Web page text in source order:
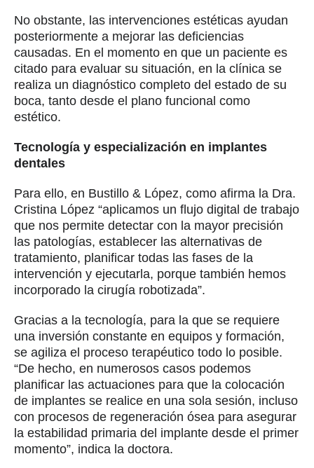
No obstante, las intervenciones estéticas ayudan
posteriormente a mejorar las deficiencias
causadas. En el momento en que un paciente es
citado para evaluar su situación, en la clínica se
realiza un diagnóstico completo del estado de su
boca, tanto desde el plano funcional como
estético.
Tecnología y especialización en implantes
dentales
Para ello, en Bustillo & López, como afirma la Dra.
Cristina López “aplicamos un flujo digital de trabajo
que nos permite detectar con la mayor precisión
las patologías, establecer las alternativas de
tratamiento, planificar todas las fases de la
intervención y ejecutarla, porque también hemos
incorporado la cirugía robotizada”.
Gracias a la tecnología, para la que se requiere
una inversión constante en equipos y formación,
se agiliza el proceso terapéutico todo lo posible.
“De hecho, en numerosos casos podemos
planificar las actuaciones para que la colocación
de implantes se realice en una sola sesión, incluso
con procesos de regeneración ósea para asegurar
la estabilidad primaria del implante desde el primer
momento”, indica la doctora.